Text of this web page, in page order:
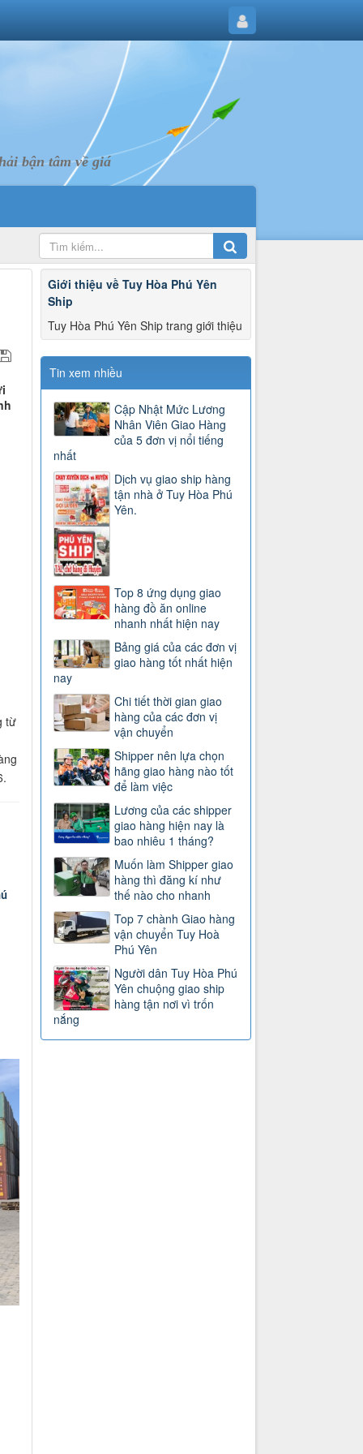
bận tâm về giá
từ
Giới thiệu về Tuy Hòa Phú Yên
Ship
Tuy Hòa Phú Yên Ship trang giới thiệu
Tin xem nhiều
Cập Nhật Mức Lương
Nhân Viên Giao Hàng
của 5 đơn vị nổi tiếng
nhất
Dịch vụ giao ship hàng
tận nhà ở Tuy Hòa Phú
Yên.
Top 8 ứng dụng giao
hàng đồ ăn online
nhanh nhất hiện nay
Bảng giá của các đơn vị
giao hàng tốt nhất hiện
nay
Chi tiết thời gian giao
hàng của các đơn vị
vận chuyển
Shipper nên lựa chọn
hãng giao hàng nào tốt
để làm việc
Lương của các shipper
giao hàng hiện nay là
bao nhiêu 1 tháng?
Muốn làm Shipper giao
hàng thì đăng kí như
thế nào cho nhanh
Top 7 chành Giao hàng
vận chuyển Tuy Hoà
Phú Yên
Người dân Tuy Hòa Phú
Yên chuộng giao ship
hàng tận nơi vì trốn
nắng